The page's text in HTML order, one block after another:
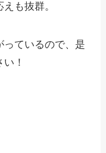
も抜群。
っているので、是
！